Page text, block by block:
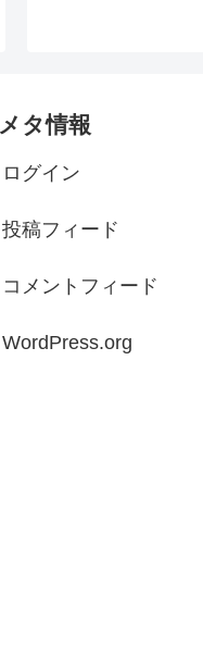
メタ情報
ログイン
投稿フィード
コメントフィード
WordPress.org